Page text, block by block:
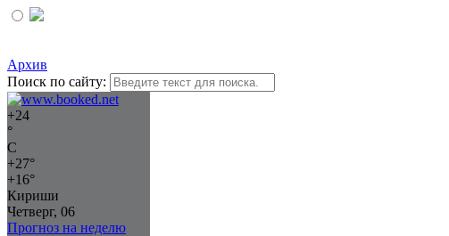
Архив
Поиск по сайту:
+24
°
C
+27°
+16°
Кириши
Четверг, 06
Прогноз на неделю